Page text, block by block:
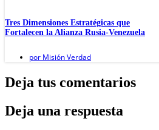
Tres Dimensiones Estratégicas que
Fortalecen la Alianza Rusia-Venezuela
por Misión Verdad
Deja tus comentarios
Deja una respuesta